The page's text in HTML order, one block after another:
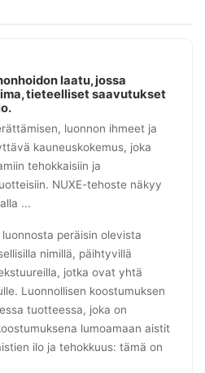
laatu, jossa
tieteelliset saavutukset
luonnon ihmeet ja
kauneuskokemus, joka
tehokkaisiin ja
NUXE-tehoste näkyy
...
peräisin olevista
nimillä, päihtyvillä
jotka ovat yhtä
Luonnollisen koostumuksen
tuotteessa, joka on
lumoamaan aistit
ilo ja tehokkuus: tämä on